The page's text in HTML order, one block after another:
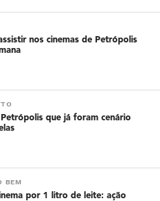
nos cinemas de Petrópolis
que já foram cenário
BEM
por 1 litro de leite: ação